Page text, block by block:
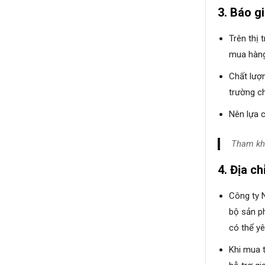
3. Báo
Trên thị
mua
Chất
trường
Nên lựa
Tham
4. Địa
Công ty
bộ sản
có thể
Khi mua